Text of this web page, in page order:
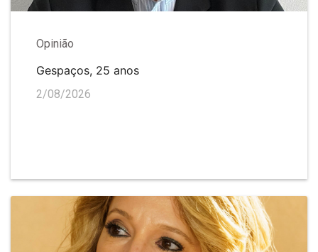
Opinião
Gespaços, 25 anos
2/08/2026